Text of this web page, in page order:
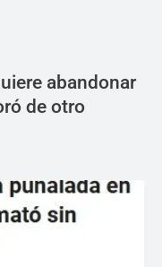
abandonar
de otro